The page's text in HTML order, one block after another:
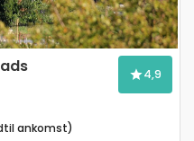
4,9
ankomst)